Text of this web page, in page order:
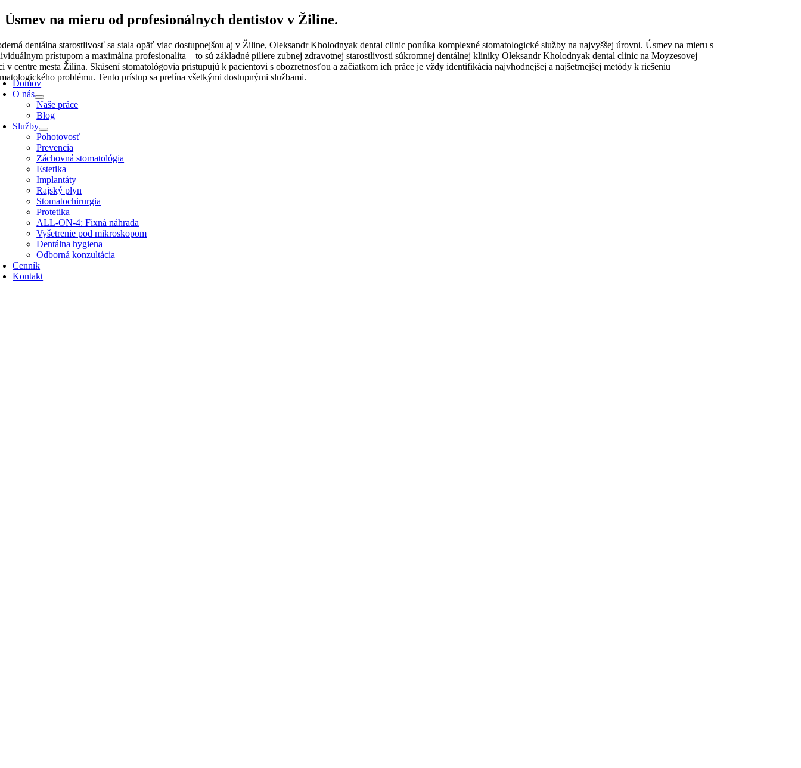
Skip
to
Domov
O nás
Naše práce
Blog
Služby
Pohotovosť
Prevencia
Záchovná stomatológia
Estetika
Implantáty
Rajský plyn
Stomatochirurgia
Protetika
ALL-ON-4: Fixná náhrada
Vyšetrenie pod mikroskopom
Dentálna hygiena
Odborná konzultácia
Cenník
Kontakt
Úsmev na mieru od profesionálnych dentistov v Žiline.
dentálna starostlivosť sa stala opäť viac dostupnejšou aj v Žiline, Oleksandr Kholodnyak dental clinic ponúka komplexné stomatologické služby na najvyššej úrovni. Úsmev na mieru s
prístupom a maximálna profesionalita – to sú základné piliere zubnej zdravotnej starostlivosti súkromnej dentálnej kliniky Oleksandr Kholodnyak dental clinic na Moyzesovej
v centre mesta Žilina. Skúsení stomatológovia pristupujú k pacientovi s obozretnosťou a začiatkom ich práce je vždy identifikácia najvhodnejšej a najšetrnejšej metódy k riešeniu
problému. Tento prístup sa prelína všetkými dostupnými službami.